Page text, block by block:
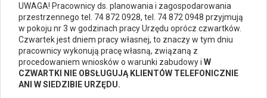
UWAGA! Pracownicy ds. planowania i zagospodarowania
przestrzennego tel. 74 872 0928, tel. 74 872 0948 przyjmują
w pokoju nr 3 w godzinach pracy Urzędu oprócz czwartków.
Czwartek jest dniem pracy własnej, to znaczy w tym dniu
pracownicy wykonują pracę własną, związaną z
procedowaniem wniosków o warunki zabudowy i W
CZWARTKI NIE OBSŁUGUJĄ KLIENTÓW TELEFONICZNIE
ANI W SIEDZIBIE URZĘDU.